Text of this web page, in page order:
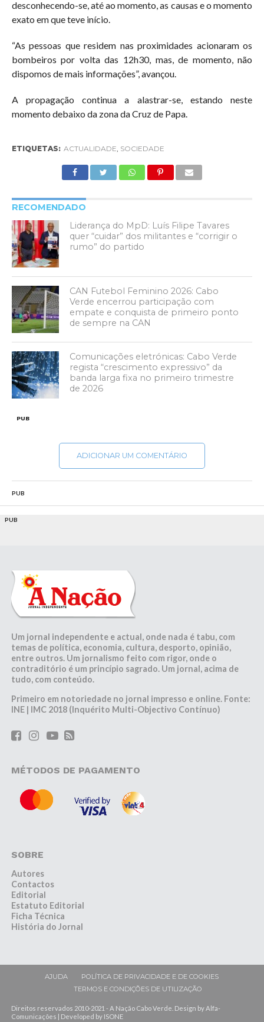
desconhecendo-se, até ao momento, as causas e o momento
exato em que teve início.
“As pessoas que residem nas proximidades acionaram os
bombeiros por volta das 12h30, mas, de momento, não
dispomos de mais informações”, avançou.
A propagação continua a alastrar-se, estando neste
momento debaixo da zona da Cruz de Papa.
ETIQUETAS: ACTUALIDADE, SOCIEDADE
RECOMENDADO
Liderança do MpD: Luís Filipe Tavares
quer “cuidar” dos militantes e “corrigir o
rumo” do partido
CAN Futebol Feminino 2026: Cabo
Verde encerrou participação com
empate e conquista de primeiro ponto
de sempre na CAN
Comunicações eletrónicas: Cabo Verde
regista “crescimento expressivo” da
banda larga fixa no primeiro trimestre
de 2026
PUB
ADICIONAR UM COMENTÁRIO
PUB
PUB
Um jornal independente e actual, onde nada é tabu, com
temas de política, economia, cultura, desporto, opinião,
entre outros. Um jornalismo feito com rigor, onde o
contraditório é um princípio sagrado. Um jornal, acima de
tudo, com conteúdo.
Primeiro em notoriedade no jornal impresso e online. Fonte:
INE | IMC 2018 (Inquérito Multi-Objectivo Contínuo)
MÉTODOS DE PAGAMENTO
SOBRE
Autores
Contactos
Editorial
Estatuto Editorial
Ficha Técnica
História do Jornal
AJUDA
POLÍTICA DE PRIVACIDADE E DE COOKIES
TERMOS E CONDIÇÕES DE UTILIZAÇÃO
Direitos reservados 2010-2021 - A Nação Cabo Verde. Design by Alfa-
Comunicações | Developed by ISONE